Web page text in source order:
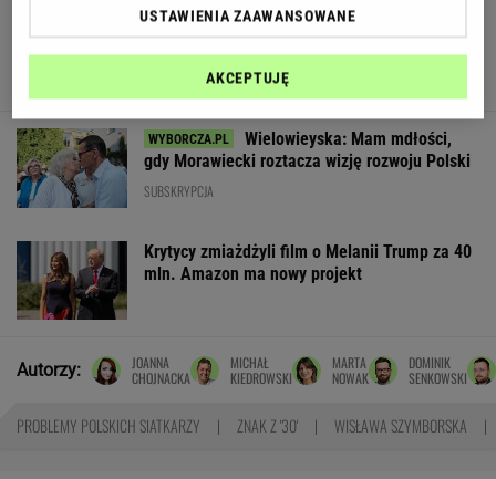
Skandynawski przepis na zdrowie? Sezonowe
MATERIAŁ PROMOCYJNY
Wielowieyska: Mam mdłości,
gdy Morawiecki roztacza wizję rozwoju Polski
SUBSKRYPCJA
Krytycy zmiażdżyli film o Melanii Trump za 40
mln. Amazon ma nowy projekt
Autorzy:
JOANNA
CHOJNACKA
MICHAŁ
KIEDROWSKI
MARTA
NOWAK
DOMINIK
SENKOWSKI
PROBLEMY POLSKICH SIATKARZY ZNAK Z '30' WISŁAWA SZYMBORSKA
USTAWIENIA ZAAWANSOWANE
AKCEPTUJĘ